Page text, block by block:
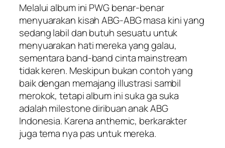
Melalui album ini PWG benar-benar
menyuarakan kisah ABG-ABG masa kini yang
sedang labil dan butuh sesuatu untuk
menyuarakan hati mereka yang galau,
sementara band-band cinta mainstream
tidak keren. Meskipun bukan contoh yang
baik dengan memajang illustrasi sambil
merokok, tetapi album ini suka ga suka
adalah milestone diribuan anak ABG
Indonesia. Karena anthemic, berkarakter
juga tema nya pas untuk mereka.